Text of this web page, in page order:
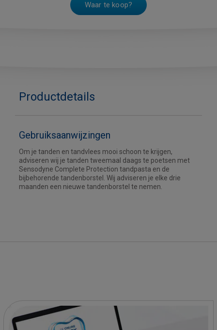
Waar te koop?
Productdetails
Gebruiksaanwijzingen
Om je tanden en tandvlees mooi schoon te krijgen,
adviseren wij je tanden tweemaal daags te poetsen met
Sensodyne Complete Protection tandpasta en de
bijbehorende tandenborstel. Wij adviseren je elke drie
maanden een nieuwe tandenborstel te nemen.